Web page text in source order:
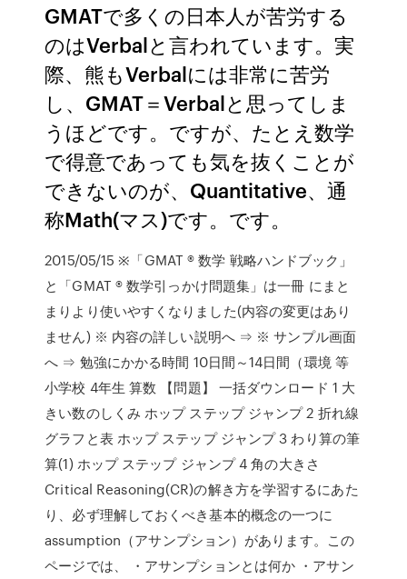
GMATで多くの日本人が苦労する
のはVerbalと言われています。実
際、熊もVerbalには非常に苦労
し、GMAT＝Verbalと思ってしま
うほどです。ですが、たとえ数学
で得意であっても気を抜くことが
できないのが、Quantitative、通
称Math(マス)です。です。
2015/05/15 ※「GMAT ® 数学 戦略ハンドブック」
と「GMAT ® 数学引っかけ問題集」は一冊 にまと
まりより使いやすくなりました(内容の変更はあり
ません) ※ 内容の詳しい説明へ ⇒ ※ サンプル画面
へ ⇒ 勉強にかかる時間 10日間～14日間（環境 等
小学校 4年生 算数 【問題】 一括ダウンロード 1 大
きい数のしくみ ホップ ステップ ジャンプ 2 折れ線
グラフと表 ホップ ステップ ジャンプ 3 わり算の筆
算(1) ホップ ステップ ジャンプ 4 角の大きさ
Critical Reasoning(CR)の解き方を学習するにあた
り、必ず理解しておくべき基本的概念の一つに
assumption（アサンプション）があります。この
ページでは、 ・アサンプションとは何か ・アサン